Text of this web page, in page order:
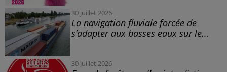
30 juillet 2026
La navigation fluviale forcée de
s’adapter aux basses eaux sur le...
30 juillet 2026